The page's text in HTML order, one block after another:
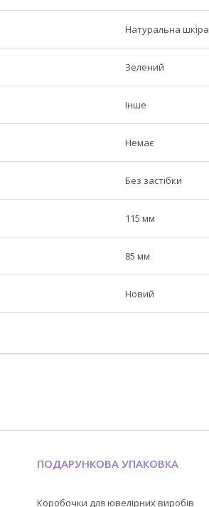
Натуральна шкіра
Зелений
Інше
Немає
Без застібки
115 мм
85 мм
Новий
ПОДАРУНКОВА УПАКОВКА
Коробочки для ювелірних виробів